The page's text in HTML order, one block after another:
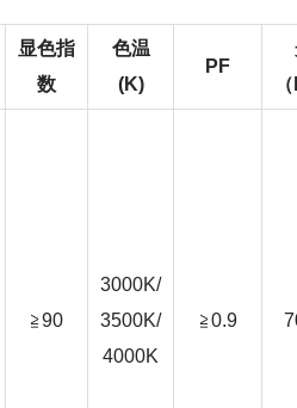
显色指
数
色温
(K)
PF
≧90
3000K/
3500K/
4000K
≧0.9